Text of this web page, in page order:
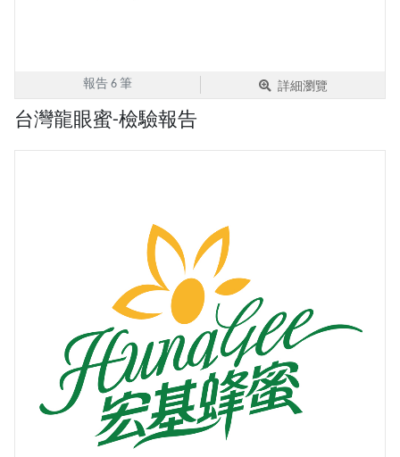
報告 6 筆 詳細瀏覽
台灣龍眼蜜-檢驗報告